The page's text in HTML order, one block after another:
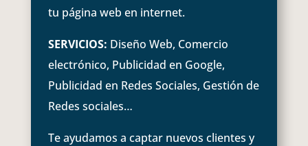
tu página web en internet.
SERVICIOS: Diseño Web, Comercio
electrónico, Publicidad en Google,
Publicidad en Redes Sociales, Gestión de
Redes sociales…
Te ayudamos a captar nuevos clientes y